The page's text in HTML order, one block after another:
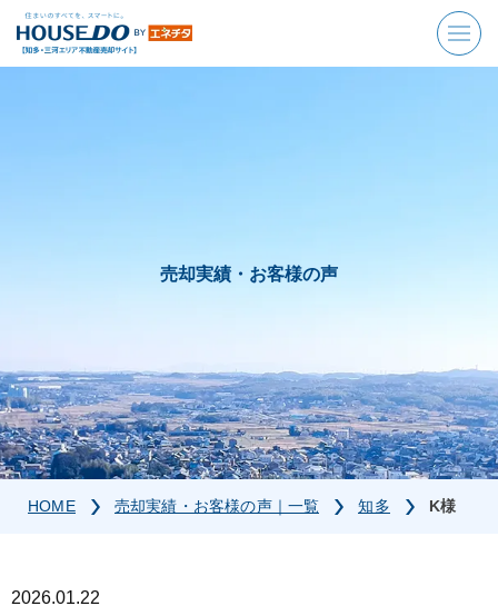
売却実績・お客様の声
HOME 売却実績・お客様の声｜一覧 知多 K様
2026.01.22